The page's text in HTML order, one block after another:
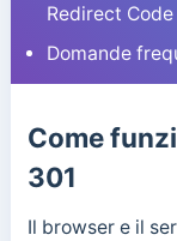
Redirect Code
Domande
Come
301
Il browser e il